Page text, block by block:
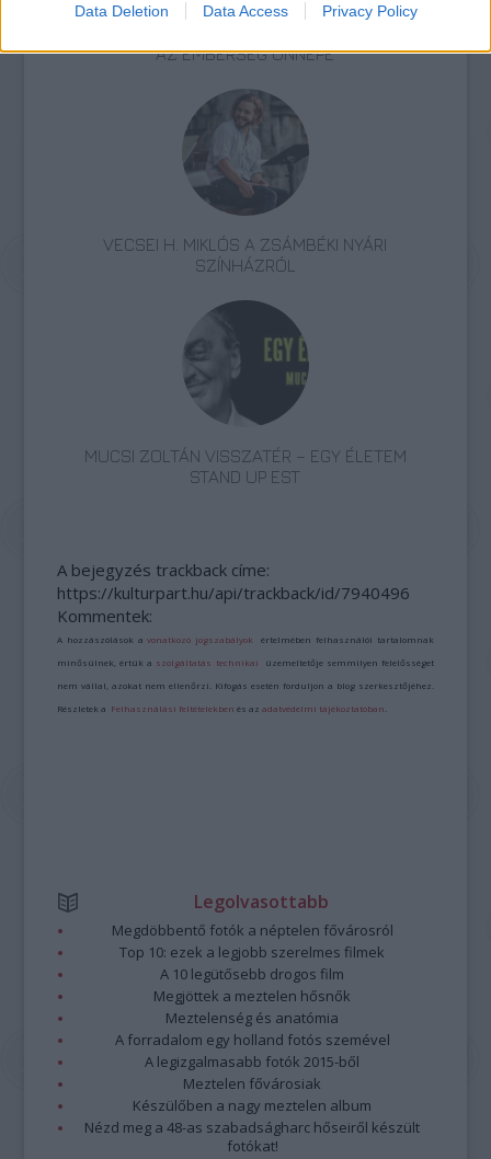
Data Deletion Data Access Privacy Policy
AZ EMBERSÉG ÜNNEPE
VECSEI H. MIKLÓS A ZSÁMBÉKI NYÁRI
SZÍNHÁZRÓL
MUCSI ZOLTÁN VISSZATÉR – EGY ÉLETEM
STAND UP EST
A bejegyzés trackback címe:
https://kulturpart.hu/api/trackback/id/7940496
Kommentek:
A hozzászólások avonatkozó jogszabályok értelmében felhasználói tartalomnak
minősülnek, értük a szolgáltatás technikai üzemeltetője semmilyen felelősséget
nem vállal, azokat nem ellenőrzi. Kifogás esetén forduljon a blog szerkesztőjéhez.
Részletek a Felhasználási feltételekben és azadatvédelmi tájékoztatóban
Legolvasottabb
Megdöbbentő fotók a néptelen fővárosról
Top 10: ezek a legjobb szerelmes filmek
A 10 legütősebb drogos film
Megjöttek a meztelen hősnők
Meztelenség és anatómia
A forradalom egy holland fotós szemével
A legizgalmasabb fotók 2015-ből
Meztelen fővárosiak
Készülőben a nagy meztelen album
Nézd meg a 48-as szabadságharc hőseiről készült
fotókat!